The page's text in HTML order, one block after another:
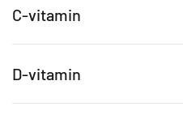
C-vitamin
D-vitamin